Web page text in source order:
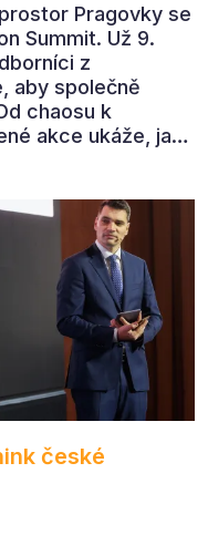
Pragovky se
Summit. Už 9.
z
aby společně
chaosu k
akce ukáže, jak
české